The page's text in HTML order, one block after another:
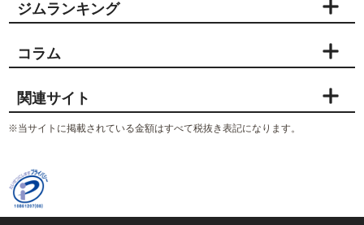
ジムランキング
コラム
関連サイト
※当サイトに掲載されている金額はすべて税抜き表記になります。